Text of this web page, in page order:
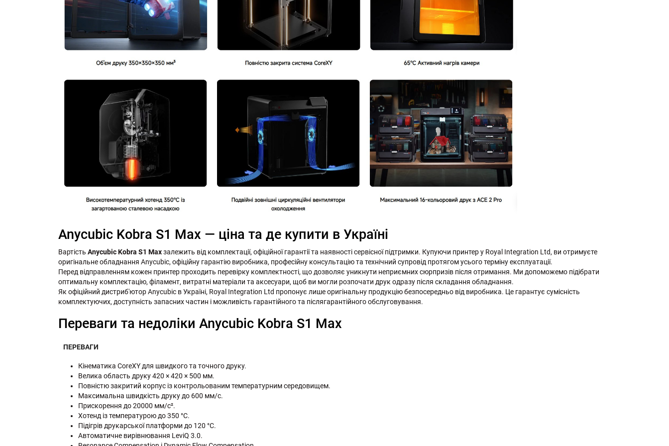
Anycubic Kobra S1 Max — ціна та де купити в Україні
Вартість Anycubic Kobra S1 Maxзалежить від комплектації, офіційної гарантії та наявності сервісної підтримки. Купуючи принтер у Royal Integration Ltd, ви отримуєте
оригінальне обладнання Anycubic, офіційну гарантію виробника, професійну консультацію та технічний супровід протягом усього терміну експлуатації.
Перед відправленням кожен принтер проходить перевірку комплектності, що дозволяє уникнути неприємних сюрпризів після отримання. Ми допоможемо підібрати
оптимальну комплектацію, філамент, витратні матеріали та аксесуари, щоб ви могли розпочати друк одразу після складання обладнання.
Як офіційний дистриб'ютор Anycubic в Україні, Royal Integration Ltd пропонує лише оригінальну продукцію безпосередньо від виробника. Це гарантує сумісність
комплектуючих, доступність запасних частин і можливість гарантійного та післягарантійного обслуговування.
Переваги та недоліки Anycubic Kobra S1 Max
ПЕРЕВАГИ
Кінематика CoreXY для швидкого та точного друку.
Велика область друку 420 × 420 × 500 мм.
Повністю закритий корпус із контрольованим температурним середовищем.
Максимальна швидкість друку до 600 мм/с.
Прискорення до 20000 мм/с².
Хотенд із температурою до 350 °C.
Підігрів друкарської платформи до 120 °C.
Автоматичне вирівнювання LeviQ 3.0.